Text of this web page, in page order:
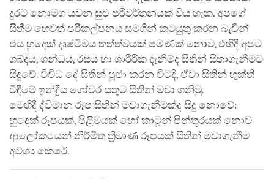
දුරට නොමග යවන සුළු පරිවර්තනයක් විය හැක. අපගේ
සිතීම හෙවත් පරිකල්පනය සමගින් කටයුතු කරන බැවින්
එය හුදෙක් දෘෂ්ටිමය තත්ත්වයක් පමණක් නොව, එහිදී අපට
ශබ්දය, ගන්ධය, රසය හා ශාරීරික දැනීම්ද සිතින් සිතාගැනීමට
සිදුවේ. විවිධ දේ සිතින් පූජා කරන විටදී, ඒවා සිතින් භුක්ති
විඳීමේ ඉන්ද්‍රීය ගෝචර සතුට සිතින් මවා ගනිමු.
මෙහිදී ද්විමාන රූප සිතින් මවාගැනීමක්ද සිදු නොවේ:
හුදෙක් රූපයක්, පිළිමයක් හෝ කාටූන් පින්තූරයක් නොව
ආලෝකයෙන් නිර්මිත ත්‍රිමාණ රූපයක් සිතින් මවාගැනීම
අවශ්‍ය කෙරේ.